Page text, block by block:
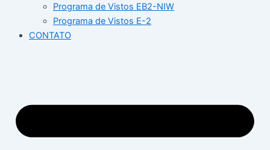
Programa de Vistos EB2-NIW
Programa de Vistos E-2
CONTATO